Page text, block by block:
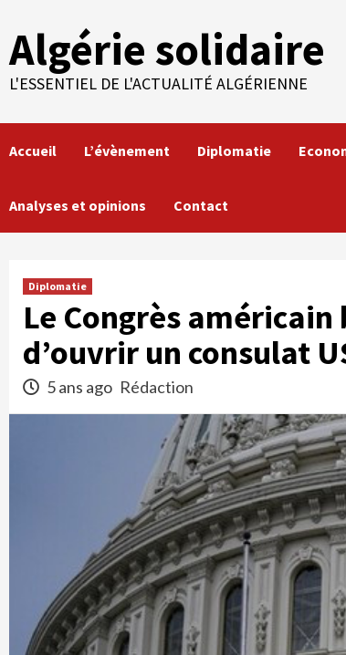
content
Algérie solidaire
L'ESSENTIEL DE L'ACTUALITÉ ALGÉRIENNE
Accueil L’évènement Diplomatie
Analyses et opinions Contact
Diplomatie
Le Congrès
d’ouvrir un consulat
5 ans ago Rédaction